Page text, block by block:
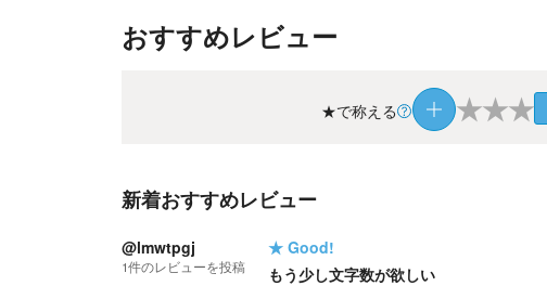
おすすめレビュー
★で称える ★★★
新着おすすめレビュー
@lmwtpgj
1件のレビューを投稿
★ Good!
もう少し文字数が欲しい